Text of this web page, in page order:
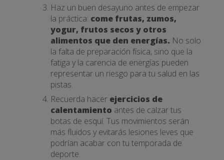
Haz un buen desayuno antes de empezar
la práctica: come frutas, zumos,
yogur, frutos secos y otros
alimentos que den energías. No solo
la falta de preparación física, sino que la
fatiga y la carencia de energías pueden
representar un riesgo para tu salud en las
pistas.
Recuerda hacer ejercicios de
calentamiento antes de calzar tus
botas de esquí. Tus movimientos serán
más fluidos y evitarás lesiones leves que
podrían acabar con tu temporada de
deporte.